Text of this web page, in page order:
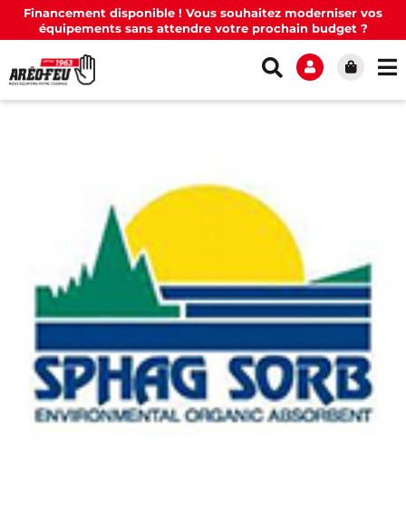
Financement disponible ! Vous souhaitez moderniser vos
équipements sans attendre votre prochain budget ?